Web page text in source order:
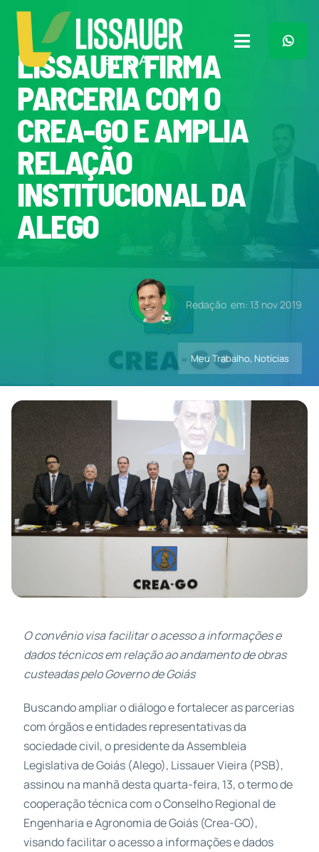
para
conteúdo
Toggle
Home
Plano de Governo
Meu Trabalho
O Que Penso
LISSAUER FIRMA
PARCERIA COM O
CREA-GO E AMPLIA
RELAÇÃO
INSTITUCIONAL DA
ALEGO
Redação em: 13 nov 2019
Meu Trabalho, Notícias
O convênio visa facilitar o acesso a informações e
dados técnicos em relação ao andamento de obras
custeadas pelo Governo de Goiás
Buscando ampliar o diálogo e fortalecer as parcerias
com órgãos e entidades representativas da
sociedade civil, o presidente da Assembleia
Legislativa de Goiás (Alego), Lissauer Vieira (PSB),
assinou na manhã desta quarta-feira, 13, o termo de
cooperação técnica com o Conselho Regional de
Engenharia e Agronomia de Goiás (Crea-GO),
visando facilitar o acesso a informações e dados